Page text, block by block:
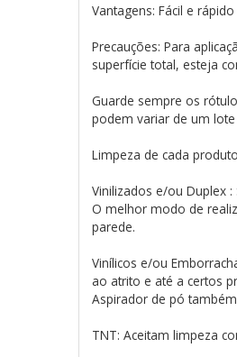
Vantagens: Fácil e
Precauções: Para
superfície total, esteja
Guarde sempre os
podem variar de um
Limpeza de cada
Vinilizados e/ou Duplex
O melhor modo de
parede.
Vinílicos e/ou
ao atrito e até a certos
Aspirador de pó
TNT: Aceitam limpeza